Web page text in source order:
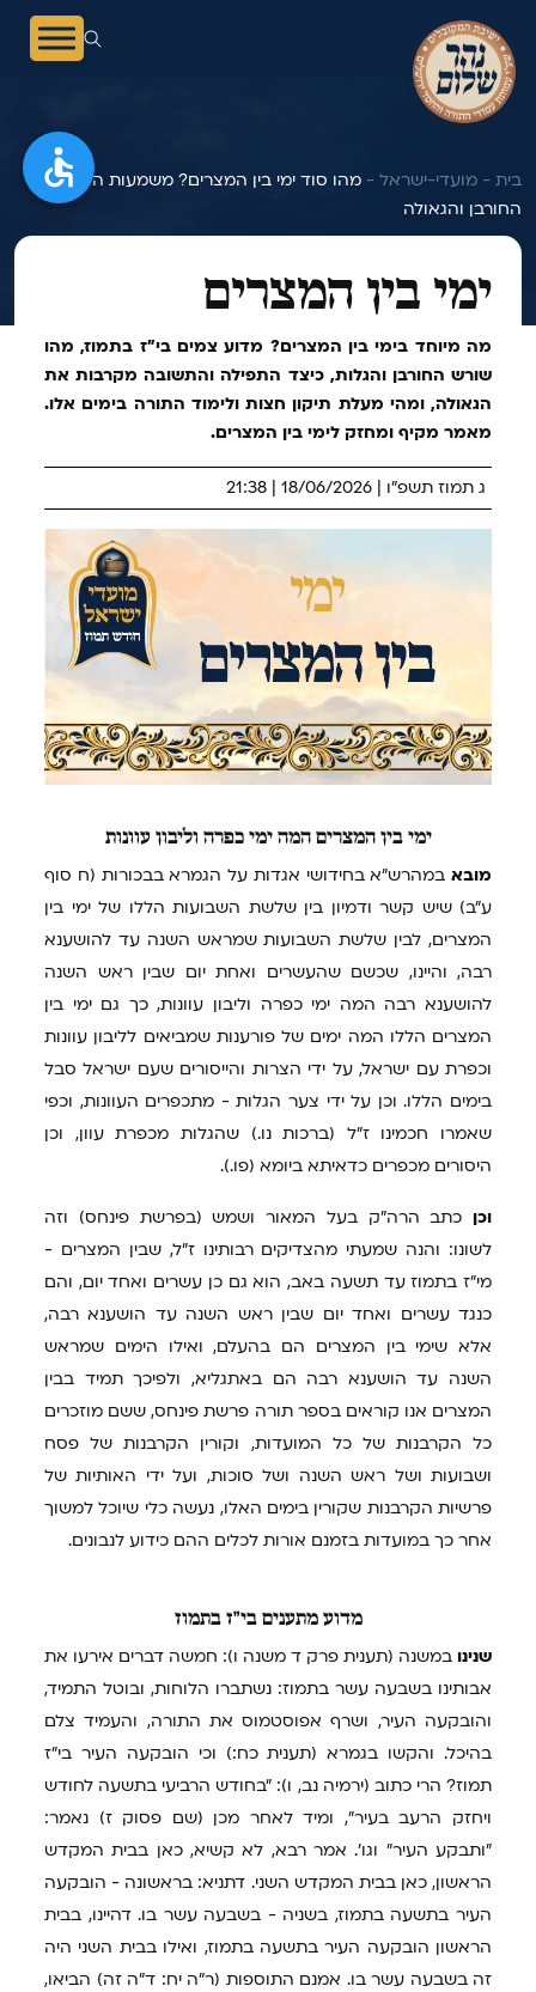
בית - מועדי-ישראל - מהו סוד ימי בין המצרים? משמעות הצום,
החורבן והגאולה
ימי בין המצרים
מה מיוחד בימי בין המצרים? מדוע צמים בי"ז בתמוז, מהו
שורש החורבן והגלות, כיצד התפילה והתשובה מקרבות את
הגאולה, ומהי מעלת תיקון חצות ולימוד התורה בימים אלו.
מאמר מקיף ומחזק לימי בין המצרים.
ג תמוז תשפ"ו | 18/06/2026 | 21:38
ימי בין המצרים המה ימי כפרה וליבון עוונות
מובא במהרש"א בחידושי אגדות על הגמרא בבכורות (ח סוף
ע"ב) שיש קשר ודמיון בין שלשת השבועות הללו של ימי בין
המצרים, לבין שלשת השבועות שמראש השנה עד להושענא
רבה, והיינו, שכשם שהעשרים ואחת יום שבין ראש השנה
להושענא רבה המה ימי כפרה וליבון עוונות, כך גם ימי בין
המצרים הללו המה ימים של פורענות שמביאים לליבון עוונות
וכפרת עם ישראל, על ידי הצרות והייסורים שעם ישראל סבל
בימים הללו. וכן על ידי צער הגלות - מתכפרים העוונות, וכפי
שאמרו חכמינו ז"ל (ברכות נו.) שהגלות מכפרת עוון, וכן
היסורים מכפרים כדאיתא ביומא (פו.).
וכן כתב הרה"ק בעל המאור ושמש (בפרשת פינחס) וזה
לשונו: והנה שמעתי מהצדיקים רבותינו ז"ל, שבין המצרים -
מי"ז בתמוז עד תשעה באב, הוא גם כן עשרים ואחד יום, והם
כנגד עשרים ואחד יום שבין ראש השנה עד הושענא רבה,
אלא שימי בין המצרים הם בהעלם, ואילו הימים שמראש
השנה עד הושענא רבה הם באתגליא, ולפיכך תמיד בבין
המצרים אנו קוראים בספר תורה פרשת פינחס, ששם מוזכרים
כל הקרבנות של כל המועדות, וקורין הקרבנות של פסח
ושבועות ושל ראש השנה ושל סוכות, ועל ידי האותיות של
פרשיות הקרבנות שקורין בימים האלו, נעשה כלי שיוכל למשוך
אחר כך במועדות בזמנם אורות לכלים ההם כידוע לנבונים.
מדוע מתענים בי"ז בתמוז
שנינו במשנה (תענית פרק ד משנה ו): חמשה דברים אירעו את
אבותינו בשבעה עשר בתמוז: נשתברו הלוחות, ובוטל התמיד,
והובקעה העיר, ושרף אפוסטמוס את התורה, והעמיד צלם
בהיכל. והקשו בגמרא (תענית כח:) וכי הובקעה העיר בי"ז
תמוז? הרי כתוב (ירמיה נב, ו): "בחודש הרביעי בתשעה לחודש
ויחזק הרעב בעיר", ומיד לאחר מכן (שם פסוק ז) נאמר:
"ותבקע העיר" וגו'. אמר רבא, לא קשיא, כאן בבית המקדש
הראשון, כאן בבית המקדש השני. דתניא: בראשונה - הובקעה
העיר בתשעה בתמוז, בשניה - בשבעה עשר בו. דהיינו, בבית
הראשון הובקעה העיר בתשעה בתמוז, ואילו בבית השני היה
זה בשבעה עשר בו. אמנם התוספות (ר"ה יח: ד"ה זה) הביאו,